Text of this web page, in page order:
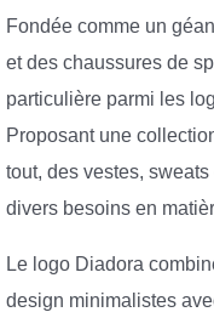
Fondée comme un
et des chaussures de
particulière parmi les
Proposant une
tout, des vestes,
divers besoins en
Le logo Diadora
design minimalistes